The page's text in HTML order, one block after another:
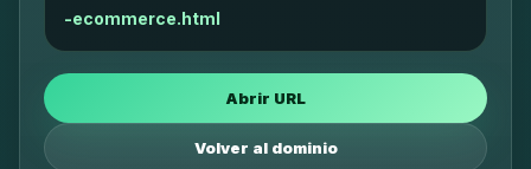
-ecommerce.html
Abrir URL
Volver al dominio